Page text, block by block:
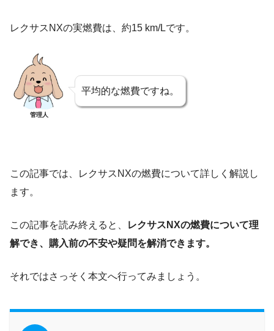
レクサスNXの実燃費は、約15 km/Lです。
管理人
平均的な燃費ですね。
この記事では、レクサスNXの燃費について詳しく解説し
ます。
この記事を読み終えると、
レクサスNXの燃費について理
解でき、購入前の不安や疑問を解消できます。
それではさっそく本文へ行ってみましょう。